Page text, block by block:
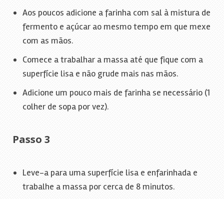
Aos poucos adicione a farinha com sal à mistura de
fermento e açúcar ao mesmo tempo em que mexe
com as mãos.
Comece a trabalhar a massa até que fique com a
superfície lisa e não grude mais nas mãos.
Adicione um pouco mais de farinha se necessário (1
colher de sopa por vez).
Passo 3
Leve-a para uma superfície lisa e enfarinhada e
trabalhe a massa por cerca de 8 minutos.